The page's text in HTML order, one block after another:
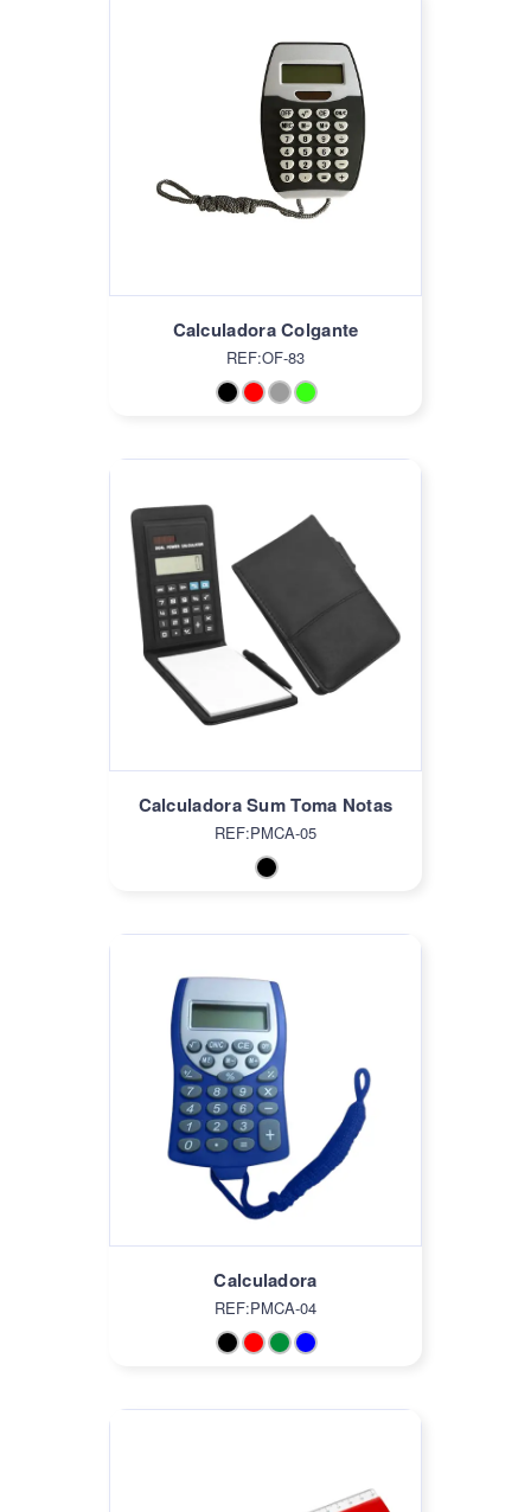
Calculadora Colgante
REF:OF-83
Calculadora Sum Toma Notas
REF:PMCA-05
Calculadora
REF:PMCA-04